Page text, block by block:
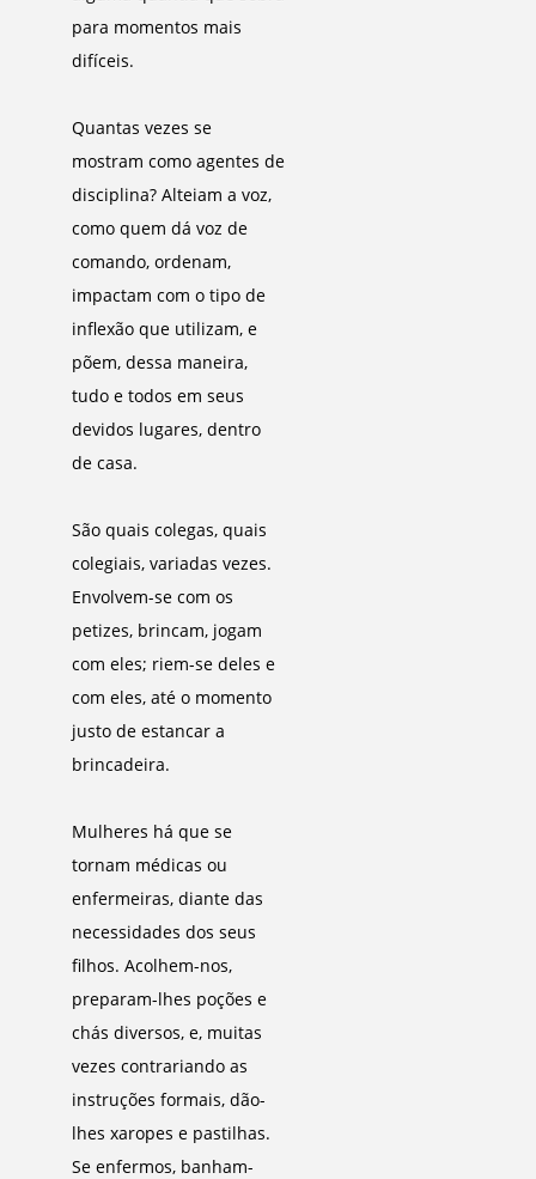
para momentos mais
difíceis.
Quantas vezes se
mostram como agentes de
disciplina? Alteiam a voz,
como quem dá voz de
comando, ordenam,
impactam com o tipo de
inflexão que utilizam, e
põem, dessa maneira,
tudo e todos em seus
devidos lugares, dentro
de casa.
São quais colegas, quais
colegiais, variadas vezes.
Envolvem-se com os
petizes, brincam, jogam
com eles; riem-se deles e
com eles, até o momento
justo de estancar a
brincadeira.
Mulheres há que se
tornam médicas ou
enfermeiras, diante das
necessidades dos seus
filhos. Acolhem-nos,
preparam-lhes poções e
chás diversos, e, muitas
vezes contrariando as
instruções formais, dão-
lhes xaropes e pastilhas.
Se enfermos, banham-